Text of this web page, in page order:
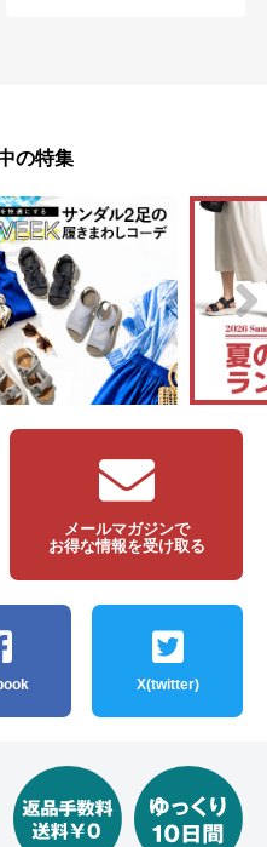
の特集
メールマガジンで
お得な情報を受け取る
X(twitter)